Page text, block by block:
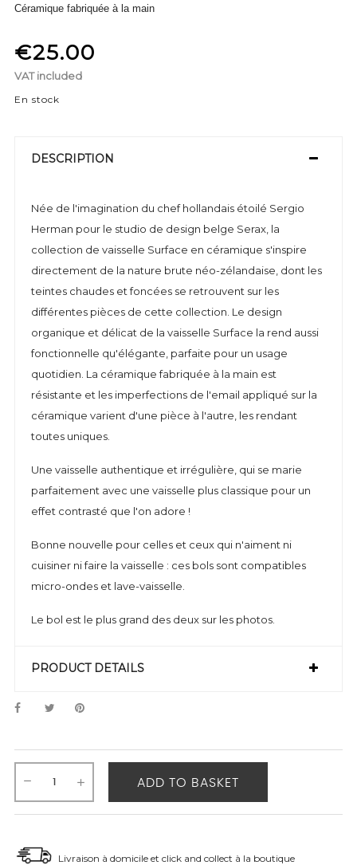
Céramique fabriquée à la main
€25.00
VAT included
En stock
DESCRIPTION
Née de l'imagination du chef hollandais étoilé Sergio
Herman pour le studio de design belge Serax, la
collection de vaisselle Surface en céramique s'inspire
directement de la nature brute néo-zélandaise, dont les
teintes chaudes et foncées se retrouvent sur les
différentes pièces de cette collection. Le design
organique et délicat de la vaisselle Surface la rend aussi
fonctionnelle qu'élégante, parfaite pour un usage
quotidien. La céramique fabriquée à la main est
résistante et les imperfections de l'email appliqué sur la
céramique varient d'une pièce à l'autre, les rendant
toutes uniques.
Une vaisselle authentique et irrégulière, qui se marie
parfaitement avec une vaisselle plus classique pour un
effet contrasté que l'on adore !
Bonne nouvelle pour celles et ceux qui n'aiment ni
cuisiner ni faire la vaisselle : ces bols sont compatibles
micro-ondes et lave-vaisselle.
Le bol est le plus grand des deux sur les photos.
PRODUCT DETAILS
ADD TO BASKET
Livraison à domicile et click and collect à la boutique